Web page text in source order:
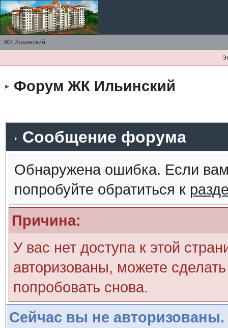
ЖК Ильинский
Форум ЖК Ильинский
Сообщение форума
Обнаружена ошибка. Если
попробуйте обратиться к
Причина:
У вас нет доступа к этой
авторизованы, можете
попробовать снова.
Сейчас вы не авторизованы.